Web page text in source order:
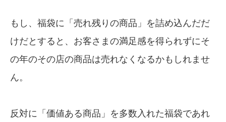
もし、福袋に「売れ残りの商品」を詰め込んだだ
けだとすると、お客さまの満足感を得られずにそ
の年のその店の商品は売れなくなるかもしれませ
ん。
反対に「価値ある商品」を多数入れた福袋であれ